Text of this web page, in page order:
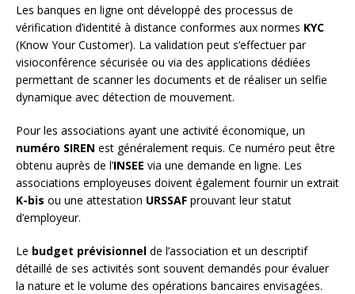
Les banques en ligne ont développé des processus de
vérification d’identité à distance conformes aux normes KYC
(Know Your Customer). La validation peut s’effectuer par
visioconférence sécurisée ou via des applications dédiées
permettant de scanner les documents et de réaliser un selfie
dynamique avec détection de mouvement.
Pour les associations ayant une activité économique, un
numéro SIREN est généralement requis. Ce numéro peut être
obtenu auprès de l’INSEE via une demande en ligne. Les
associations employeuses doivent également fournir un extrait
K-bis ou une attestation URSSAF prouvant leur statut
d’employeur.
Le budget prévisionnel de l’association et un descriptif
détaillé de ses activités sont souvent demandés pour évaluer
la nature et le volume des opérations bancaires envisagées.